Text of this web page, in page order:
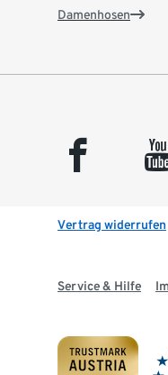
Damenhosen
facebook
Vertrag widerrufen
Service & Hilfe